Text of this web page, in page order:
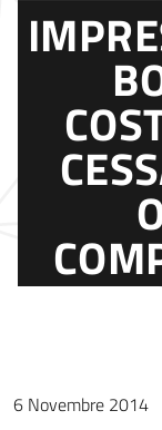
6 Novembre 2014